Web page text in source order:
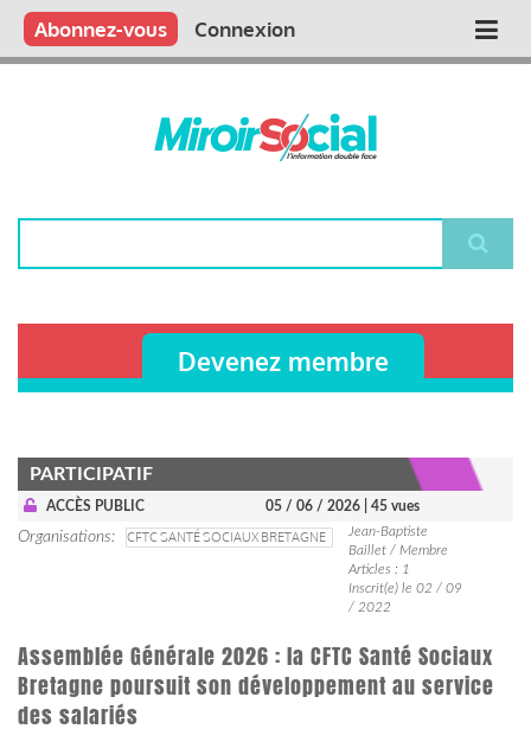
Aller
contenu
Main
Qui sommes nous ?
Vous publiez
Nous publions
Contactez-nous
Abonnez-vous Connexion
Devenez membre
PARTICIPATIF
ACCÈS PUBLIC 05 / 06 / 2026 | 45 vues
Organisations CFTC SANTÉ SOCIAUX BRETAGNE
Jean-Baptiste
Baillet / Membre
Articles : 1
Inscrit(e) le 02 / 09
/ 2022
Assemblée Générale 2026 : la CFTC Santé Sociaux
Bretagne poursuit son développement au service
des salariés